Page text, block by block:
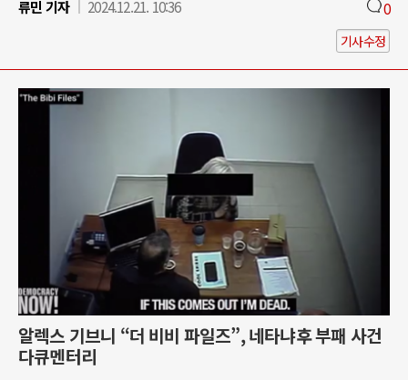
류민 기자
2024.12.21. 10:36 0
기사수정
알렉스 기브니 “더 비비 파일즈”, 네타냐후 부패 사건
다큐멘터리